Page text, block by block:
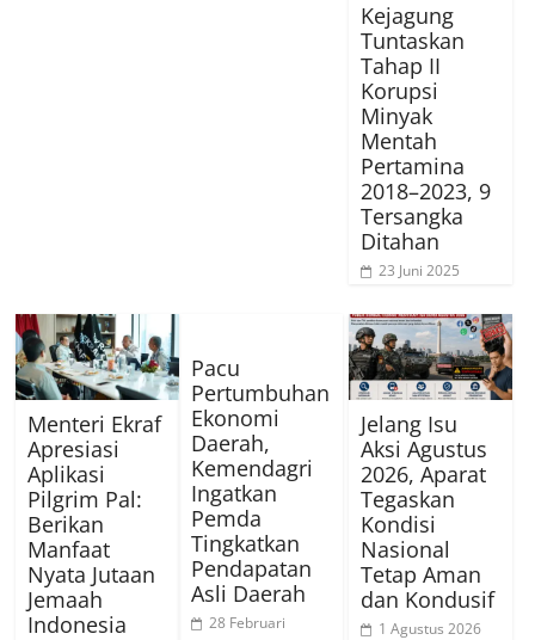
Kejagung
Tuntaskan
Tahap II
Korupsi
Minyak
Mentah
Pertamina
2018–2023, 9
Tersangka
Ditahan
23 Juni 2025
Menteri Ekraf
Apresiasi
Aplikasi
Pilgrim Pal:
Berikan
Manfaat
Nyata Jutaan
Jemaah
Indonesia
Pacu
Pertumbuhan
Ekonomi
Daerah,
Kemendagri
Ingatkan
Pemda
Tingkatkan
Pendapatan
Asli Daerah
28 Februari
Jelang Isu
Aksi Agustus
2026, Aparat
Tegaskan
Kondisi
Nasional
Tetap Aman
dan Kondusif
1 Agustus 2026